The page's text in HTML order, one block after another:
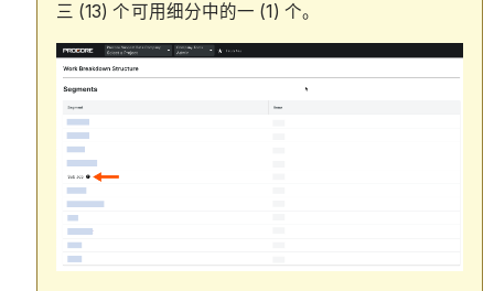
三 (13) 个可用细分中的一 (1) 个。